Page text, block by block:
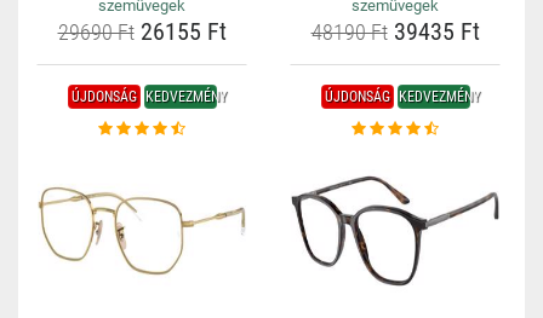
szemüvegek
29690 Ft26155 Ft
szemüvegek
48190 Ft39435 Ft
ÚJDONSÁG KEDVEZMÉNY ÚJDONSÁG KEDVEZMÉNY